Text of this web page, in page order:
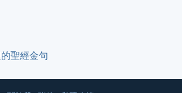
聖經金句